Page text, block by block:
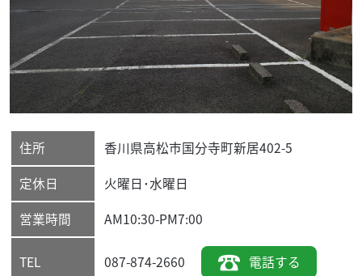
住所 香川県高松市国分寺町新居402-5
定休日
火曜日･水曜日
営業時間
AM10:30-PM7:00
TEL 087-874-2660 電話する